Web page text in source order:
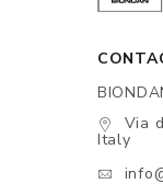
Via
Italy